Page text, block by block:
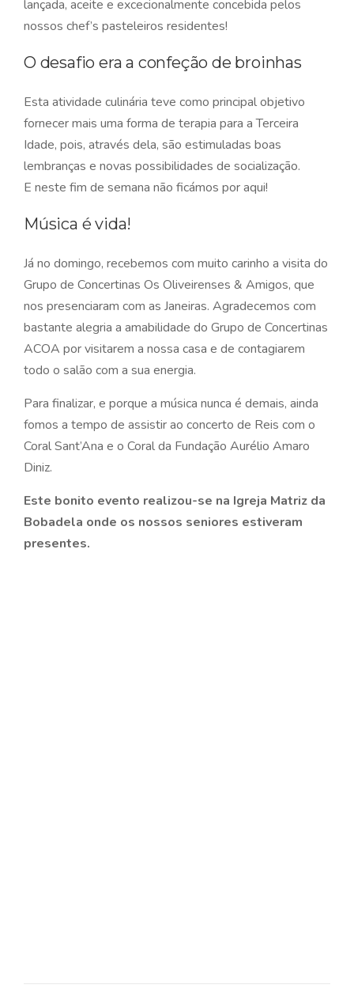
lançada, aceite e excecionalmente concebida pelos
nossos chef’s pasteleiros residentes!
O desafio era a confeção de broinhas
Esta atividade culinária teve como principal objetivo
fornecer mais uma forma de terapia para a Terceira
Idade, pois, através dela, são estimuladas boas
lembranças e novas possibilidades de socialização.
E neste fim de semana não ficámos por aqui!
Música é vida!
Já no domingo, recebemos com muito carinho a visita do
Grupo de Concertinas Os Oliveirenses & Amigos, que
nos presenciaram com as Janeiras. Agradecemos com
bastante alegria a amabilidade do Grupo de Concertinas
ACOA por visitarem a nossa casa e de contagiarem
todo o salão com a sua energia.
Para finalizar, e porque a música nunca é demais, ainda
fomos a tempo de assistir ao concerto de Reis com o
Coral Sant’Ana e o Coral da Fundação Aurélio Amaro
Diniz.
Este bonito evento realizou-se na Igreja Matriz da
Bobadela onde os nossos seniores estiveram
presentes.